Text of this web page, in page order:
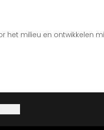
het milieu en ontwikkelen